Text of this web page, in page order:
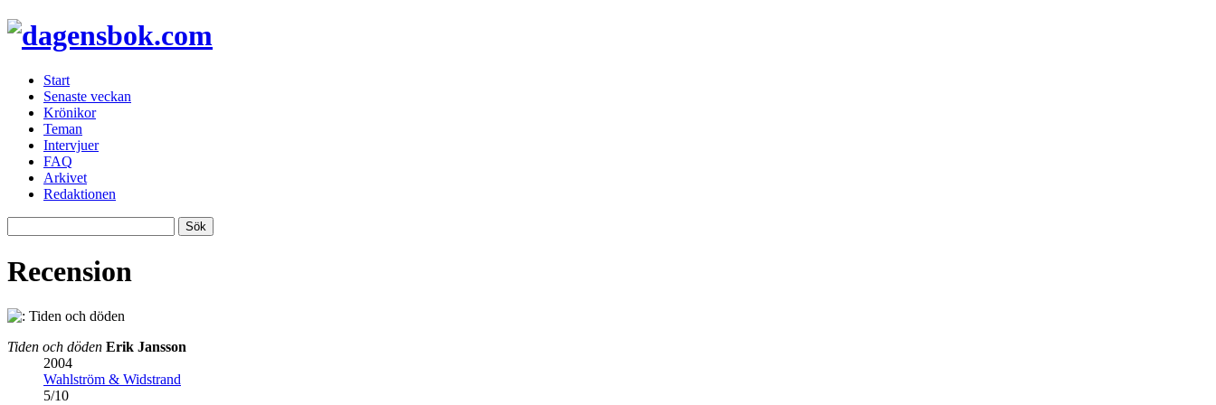
Start
Senaste veckan
Krönikor
Teman
Intervjuer
FAQ
Arkivet
Redaktionen
Recension
Tiden och döden Erik Jansson
2004
Wahlström & Widstrand
5/10